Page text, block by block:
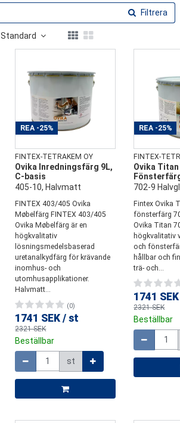
REA -25%
FINTEX-TETRAKEM OY
Ovika Inredningsfärg 9L,
C-basis
405-10, Halvmatt
FINTEX 403/405 Ovika
Møbelfärg FINTEX 403/405
Ovika Møbelfärg är en
högkvalitativ
lösningsmedelsbaserad
uretanalkydfärg för krävande
inomhus- och
utomhusapplikationer.
Halvmatt...
(0)
1741 SEK /st
2321 SEK
Beställbar
Mängd
st
REA -25%
FINTEX-
Ovika
702-9
Fintex Ovika
fönsterfärg
Ovika Titan
högkvalitativ
och
hållbar och
trä- och...
1741 SEK
2321 SEK
Beställbar
Mängd
Filtrera
Standard